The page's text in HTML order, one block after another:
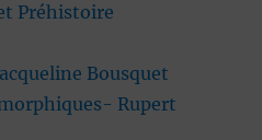
Préhistoire
Bousquet
Rupert